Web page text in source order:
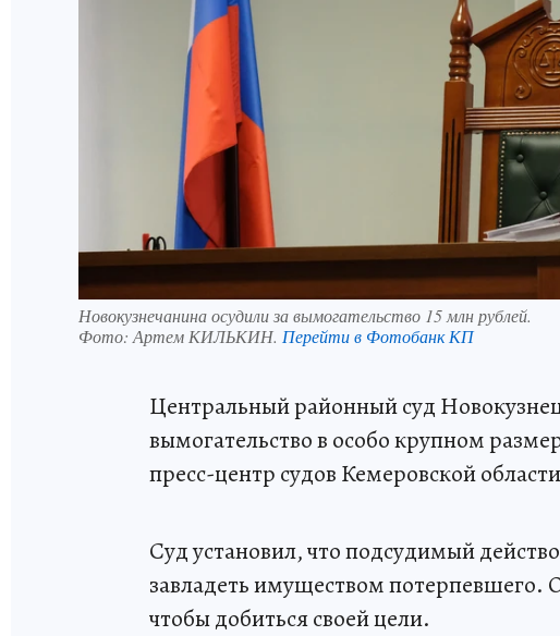
Новокузнечанина осудили за вымогательство 15 млн рублей.
Фото: Артем КИЛЬКИН. Перейти в Фотобанк КП
Центральный районный суд
вымогательство в особо крупном
пресс-центр судов Кемеровской
Суд установил, что подсудимый
завладеть имуществом
чтобы добиться своей цели.